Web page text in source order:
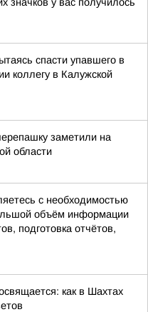
спасти упавшего в
коллегу в Калужской
заметили на
области
с необходимостью
объём информации
подготовка отчётов,
как в Шахтах